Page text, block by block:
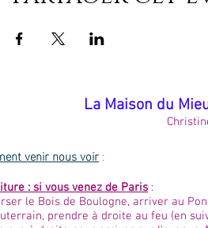
​La Maison du
venir nous voir:
: si vous venez de Paris :
le Bois de Boulogne, arriver au
prendre à droite au feu (en